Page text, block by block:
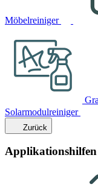
Möbelreiniger
Solarmodulreiniger
Zurück
Applikationshilfen